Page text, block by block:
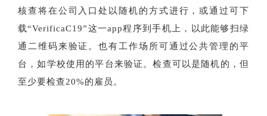
核查将在公司入口处以随机的方式进行，或通过可下
载“VerificaC19”这一app程序到手机上，以此能够扫绿
通二维码来验证。也有工作场所可通过公共管理的平
台，如学校使用的平台来验证。检查可以是随机的，但
至少要检查20%的雇员。